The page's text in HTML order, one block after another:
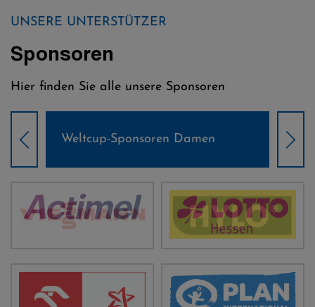
UNSERE UNTERSTÜTZER
Sponsoren
Hier finden Sie alle unsere Sponsoren
Weltcup-Sponsoren Damen